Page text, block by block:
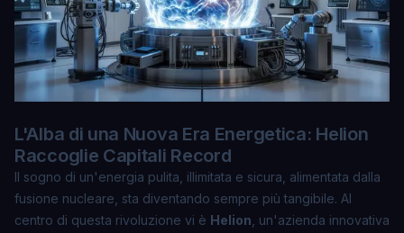
L'Alba di una Nuova Era Energetica: Helion
Raccoglie Capitali Record
Il sogno di un'energia pulita, illimitata e sicura, alimentata dalla
fusione nucleare, sta diventando sempre più tangibile. Al
centro di questa rivoluzione vi è Helion , un'azienda innovativa